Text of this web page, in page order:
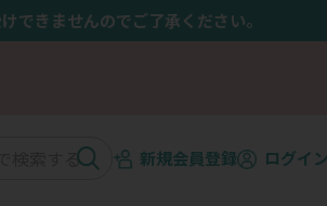
できませんのでご了承ください。
新規会員登録 ログイン